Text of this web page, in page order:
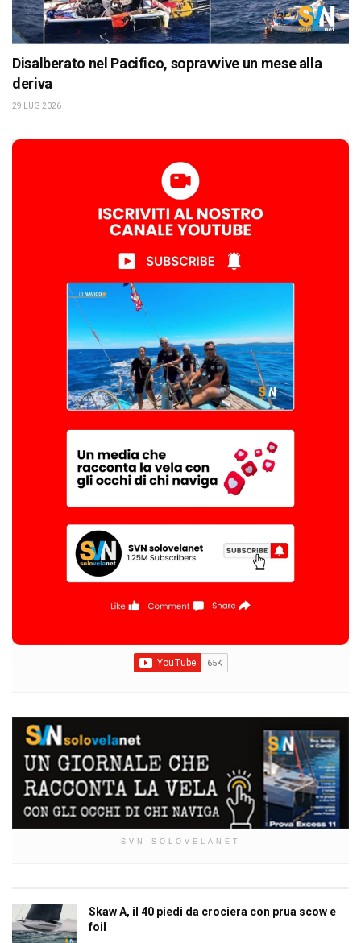
Disalberato nel Pacifico, sopravvive un mese alla
deriva
29 LUG 2026
SVN SOLOVELANET
Skaw A, il 40 piedi da crociera con prua scow e
foil